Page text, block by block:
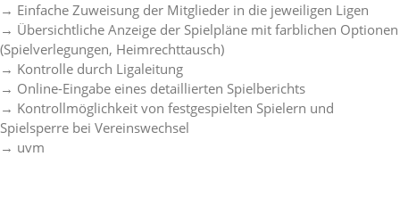
→ Einfache Zuweisung der Mitglieder in die jeweiligen Ligen
→ Übersichtliche Anzeige der Spielpläne mit farblichen Optionen
(Spielverlegungen, Heimrechttausch)
→ Kontrolle durch Ligaleitung
→ Online-Eingabe eines detaillierten Spielberichts
→ Kontrollmöglichkeit von festgespielten Spielern und
Spielsperre bei Vereinswechsel
→ uvm